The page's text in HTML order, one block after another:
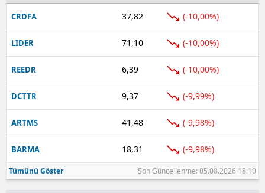
CRDFA 37,82 (-10,00%)
LIDER 71,10 (-10,00%)
REEDR 6,39 (-10,00%)
DCTTR 9,37 (-9,99%)
ARTMS 41,48 (-9,98%)
BARMA 18,31 (-9,98%)
Tümünü Göster Son Güncellenme: 05.08.2026 18:10